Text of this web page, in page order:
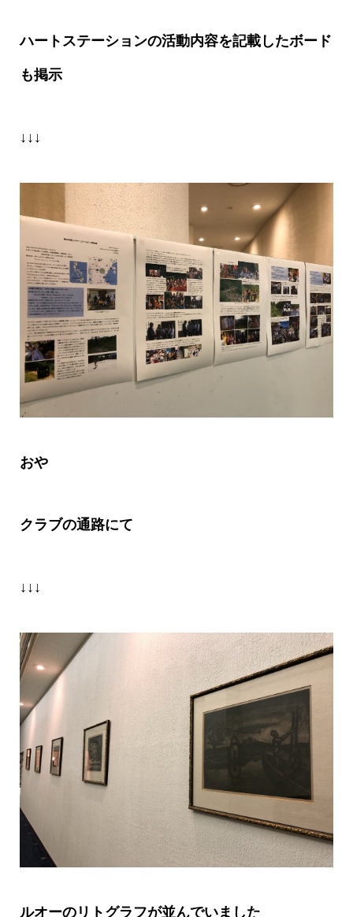
ハートステーションの活動内容を記載したボード
も掲示
↓↓↓
おや
クラブの通路にて
↓↓↓
ルオーのリトグラフが並んでいました